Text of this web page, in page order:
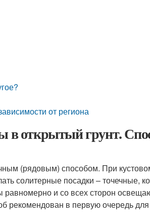
от региона
в открытый грунт.
(рядовым) способом. При
солитерные посадки – точечные,
равномерно и со всех сторон
рекомендован в первую очередь